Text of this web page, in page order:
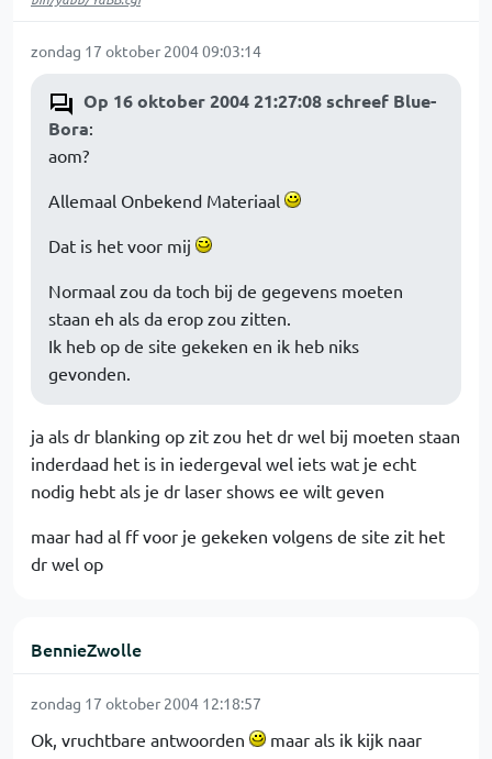
zondag 17 oktober 2004 09:03:14
Op 16 oktober 2004 21:27:08 schreef Blue-
Bora:
aom?
Allemaal Onbekend Materiaal
Dat is het voor mij
Normaal zou da toch bij de gegevens moeten
staan eh als da erop zou zitten.
Ik heb op de site gekeken en ik heb niks
gevonden.
ja als dr blanking op zit zou het dr wel bij moeten staan
inderdaad het is in iedergeval wel iets wat je echt
nodig hebt als je dr laser shows ee wilt geven
maar had al ff voor je gekeken volgens de site zit het
dr wel op
BennieZwolle
zondag 17 oktober 2004 12:18:57
Ok, vruchtbare antwoorden
maar als ik kijk naar